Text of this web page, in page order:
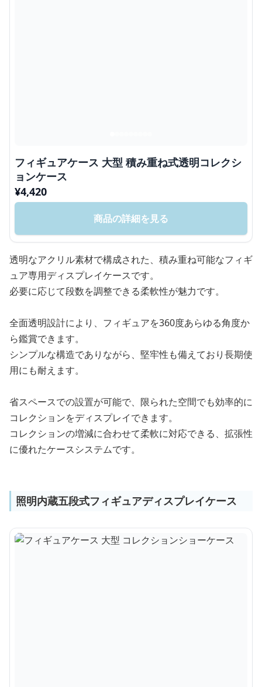
フィギュアケース 大型 積み重ね式透明コレクシ
ョンケース
¥4,420
商品の詳細を見る
透明なアクリル素材で構成された、積み重ね可能なフィギ
ュア専用ディスプレイケースです。
必要に応じて段数を調整できる柔軟性が魅力です。
全面透明設計により、フィギュアを360度あらゆる角度か
ら鑑賞できます。
シンプルな構造でありながら、堅牢性も備えており長期使
用にも耐えます。
省スペースでの設置が可能で、限られた空間でも効率的に
コレクションをディスプレイできます。
コレクションの増減に合わせて柔軟に対応できる、拡張性
に優れたケースシステムです。
照明内蔵五段式フィギュアディスプレイケース